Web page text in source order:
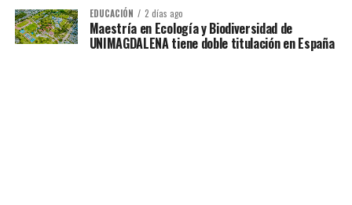
EDUCACIÓN 2 días ago
Maestría en Ecología y Biodiversidad de
UNIMAGDALENA tiene doble titulación en España